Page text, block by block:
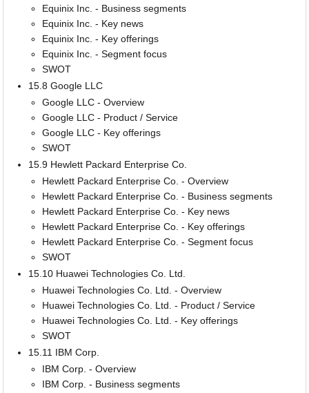
Equinix Inc. - Business segments
Equinix Inc. - Key news
Equinix Inc. - Key offerings
Equinix Inc. - Segment focus
SWOT
15.8 Google LLC
Google LLC - Overview
Google LLC - Product / Service
Google LLC - Key offerings
SWOT
15.9 Hewlett Packard Enterprise Co.
Hewlett Packard Enterprise Co. - Overview
Hewlett Packard Enterprise Co. - Business segments
Hewlett Packard Enterprise Co. - Key news
Hewlett Packard Enterprise Co. - Key offerings
Hewlett Packard Enterprise Co. - Segment focus
SWOT
15.10 Huawei Technologies Co. Ltd.
Huawei Technologies Co. Ltd. - Overview
Huawei Technologies Co. Ltd. - Product / Service
Huawei Technologies Co. Ltd. - Key offerings
SWOT
15.11 IBM Corp.
IBM Corp. - Overview
IBM Corp. - Business segments